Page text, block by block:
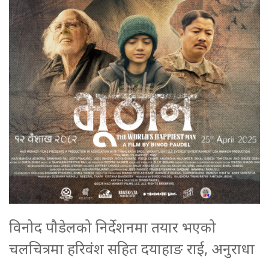
विनोद पौडेलको निर्देशनमा तयार भएको
चलचित्रमा हरिवंश सहित दयाहाङ राई, अनुराधा